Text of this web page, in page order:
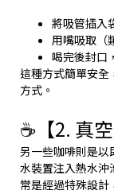
將吸管插入
用嘴吸取（
喝完後封口
這種方式簡單安全
方式。
☕【2. 真
另一些咖啡則是以
水裝置注入熱水沖
常是經過特殊設計